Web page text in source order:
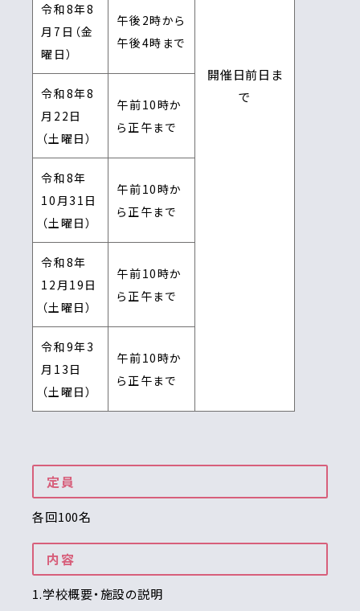
開催日前日ま
で
令和8年8
月7日（金
曜日）
午後2時から
午後4時まで
令和8年8
月22日
（土曜日）
午前10時か
ら正午まで
令和8年
10月31日
（土曜日）
午前10時か
ら正午まで
令和8年
12月19日
（土曜日）
午前10時か
ら正午まで
令和9年3
月13日
（土曜日）
午前10時か
ら正午まで
定員
各回100名
内容
1.学校概要・施設の説明